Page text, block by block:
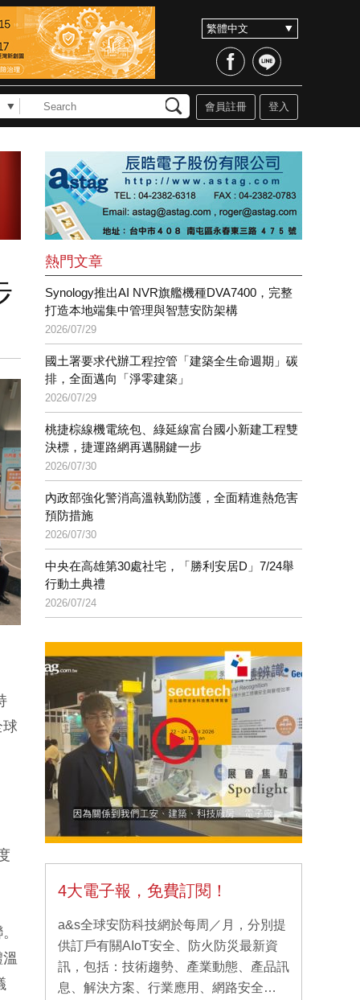
登入
會員註冊
熱門文章
Synology推出AI NVR旗艦機種DVA7400，完整
打造本地端集中管理與智慧安防架構
2026/07/29
國土署要求代辦工程控管「建築全生命週期」碳
排，全面邁向「淨零建築」
2026/07/29
桃捷棕線機電統包、綠延線富台國小新建工程雙
決標，捷運路網再邁關鍵一步
2026/07/30
內政部強化警消高溫執勤防護，全面精進熱危害
預防措施
2026/07/30
中央在高雄第30處社宅，「勝利安居D」7/24舉
行動土典禮
2026/07/24
4大電子報，免費訂閱！
a&s全球安防科技網於每周／月，分別提
供訂戶有關AIoT安全、防火防災最新資
訊，包括：技術趨勢、產業動態、產品訊
息、解決方案、行業應用、網路安全…